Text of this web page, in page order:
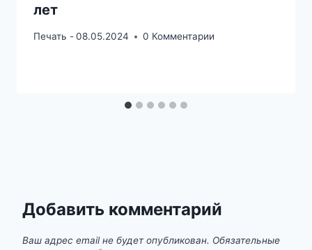
лет
Печать -08.05.2024 0 Комментарии
Добавить комментарий
Ваш адрес email не будет опубликован. Обязательные